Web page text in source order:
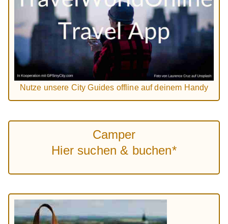
Nutze unsere City Guides offline auf deinem Handy
Camper
Hier suchen & buchen*